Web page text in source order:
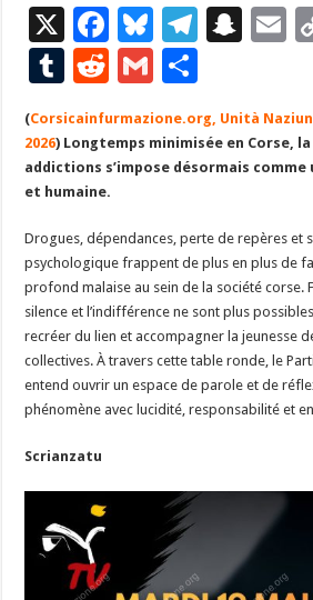
X
F
ac
e
b
o
o
k
Bl
u
es
ky
T
gr
a
S
p
c
at
E
l
T
u
m
bl
r
R
d
di
t
G
ai
l
ta
g
(Corsicainfurmazione.org, Unità
2026) Longtemps minimisée en Corse,
addictions s’impose désormais comme
et humaine.
Drogues, dépendances, perte de repères et
psychologique frappent de plus en plus de
profond malaise au sein de la société corse.
silence et l’indifférence ne sont plus
recréer du lien et accompagner la jeunesse
collectives. À travers cette table ronde, le
entend ouvrir un espace de parole et de
phénomène avec lucidité, responsabilité et
Scrianzatu